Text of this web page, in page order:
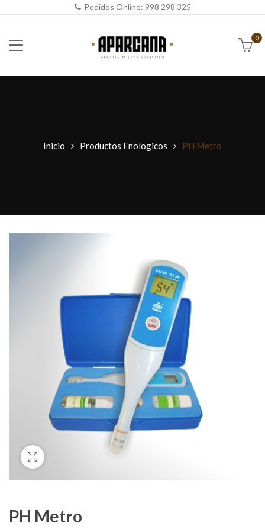
Pedidos Online: 998 298 325
0
Inicio Productos Enologicos PH Metro
PH Metro